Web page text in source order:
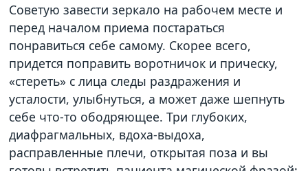
Советую завести зеркало на рабочем месте и
перед началом приема постараться
понравиться себе самому. Скорее всего,
придется поправить воротничок и прическу,
«стереть» с лица следы раздражения и
усталости, улыбнуться, а может даже шепнуть
себе что-то ободряющее. Три глубоких,
диафрагмальных, вдоха-выдоха,
расправленные плечи, открытая поза и вы